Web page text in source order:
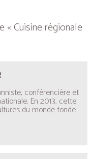
« Cuisine régionale
conférencière et
En 2013, cette
du monde fonde